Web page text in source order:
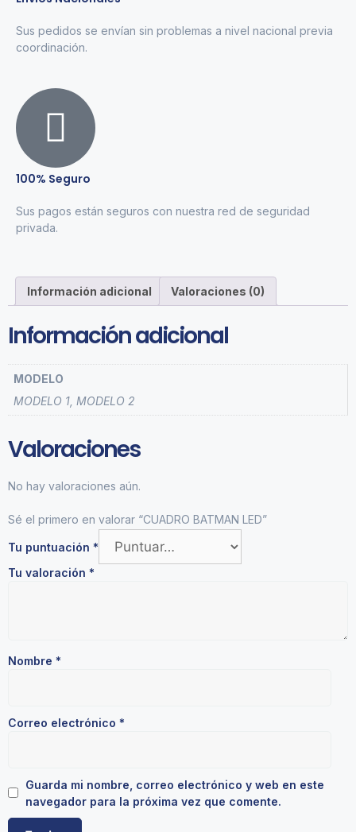
Sus pedidos se envían sin problemas a nivel nacional previa
coordinación.
100% Seguro
Sus pagos están seguros con nuestra red de seguridad
privada.
Información adicional Valoraciones (0)
Información adicional
MODELO
MODELO 1, MODELO 2
Valoraciones
No hay valoraciones aún.
Sé el primero en valorar “CUADRO BATMAN LED”
Tu puntuación *
Tu valoración *
Nombre *
Correo electrónico *
Guarda mi nombre, correo electrónico y web en este
navegador para la próxima vez que comente.